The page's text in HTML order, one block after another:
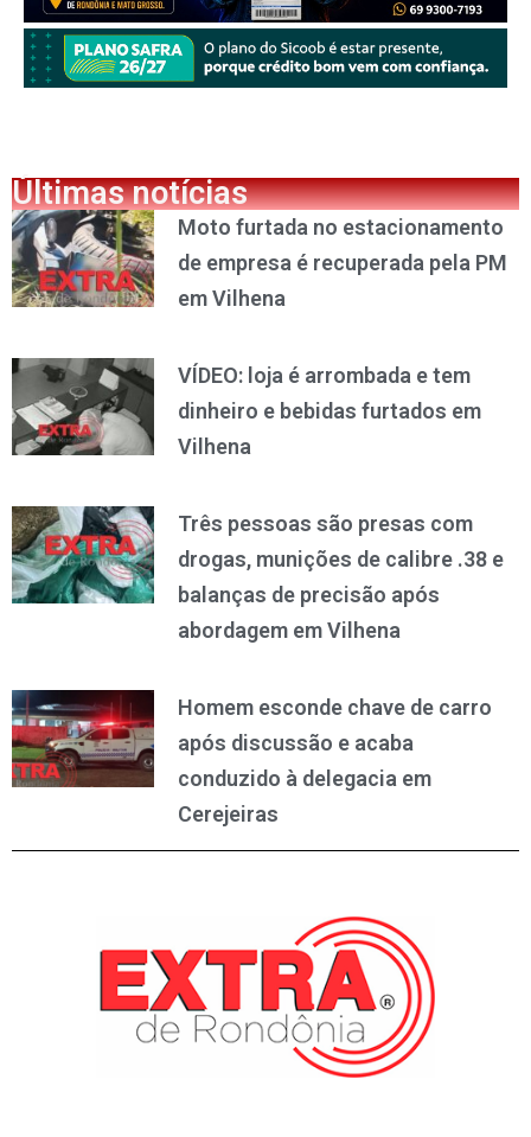
Últimas notícias
Moto furtada no estacionamento
de empresa é recuperada pela PM
em Vilhena
VÍDEO: loja é arrombada e tem
dinheiro e bebidas furtados em
Vilhena
Três pessoas são presas com
drogas, munições de calibre .38 e
balanças de precisão após
abordagem em Vilhena
Homem esconde chave de carro
após discussão e acaba
conduzido à delegacia em
Cerejeiras